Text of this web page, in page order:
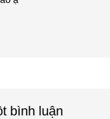
bình luận